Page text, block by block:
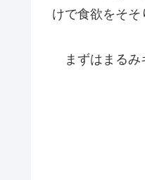
けで食欲をそそ
まずはまるみ